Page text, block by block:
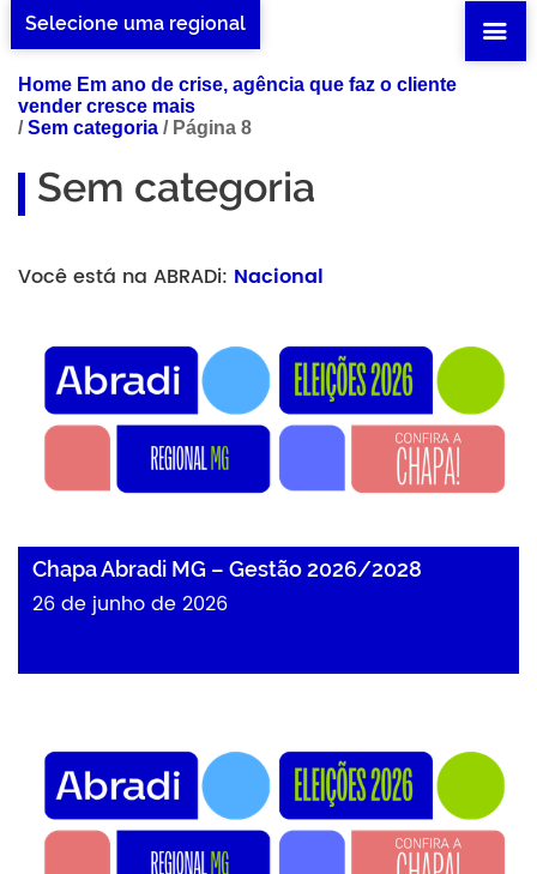
Selecione uma regional
Home Em ano de crise, agência que faz o cliente
vender cresce mais
/Sem categoria / Página 8
Sem categoria
Você está na ABRADi: Nacional
Chapa Abradi MG – Gestão 2026/2028
26 de junho de 2026